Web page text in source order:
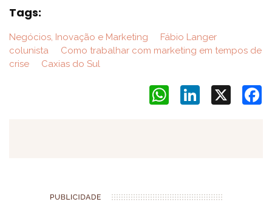
Tags:
Negócios, Inovação e Marketing
Fábio Langer
colunista
Como trabalhar com marketing em tempos de
crise
Caxias do Sul
LinkedIn
WhatsApp